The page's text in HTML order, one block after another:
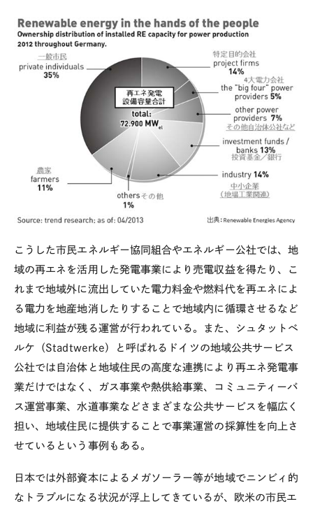
こうした市民エネルギー協同組合やエネルギー公社では、地
域の再エネを活用した発電事業により売電収益を得たり、こ
れまで地域外に流出していた電力料金や燃料代を再エネによ
る電力を地産地消したりすることで地域内に循環させるなど
地域に利益が残る運営が行われている。また、シュタットベ
ルケ（Stadtwerke）と呼ばれるドイツの地域公共サービス
公社では自治体と地域住民の高度な連携により再エネ発電事
業だけではなく、ガス事業や熱供給事業、コミュニティーバ
ス運営事業、水道事業などさまざまな公共サービスを幅広く
担い、地域住民に提供することで事業運営の採算性を向上さ
せているという事例もある。
日本では外部資本によるメガソーラー等が地域でニンビィ的
なトラブルになる状況が浮上してきているが、欧米の市民エ